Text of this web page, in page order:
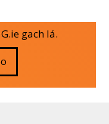
gach lá.